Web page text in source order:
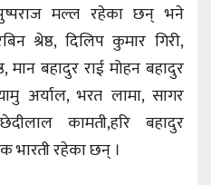
मल्ल रहेका छन् भने
श्रेष्ठ, दिलिप कुमार गिरी,
मान बहादुर राई मोहन बहादुर
अर्याल, भरत लामा, सागर
कामती,हरि बहादुर
भारती रहेका छन् ।